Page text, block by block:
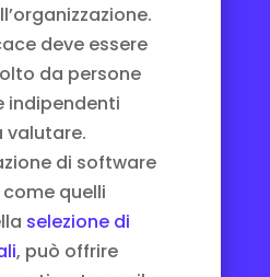
deve essere
da persone
indipendenti
valutare.
di software
quelli
selezione di
, può offrire